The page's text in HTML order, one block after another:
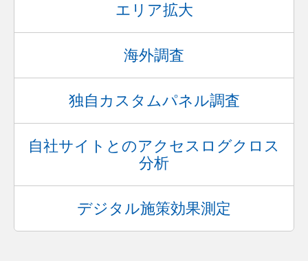
エリア拡大
海外調査
独自カスタムパネル調査
自社サイトとのアクセスログクロス
分析
デジタル施策効果測定